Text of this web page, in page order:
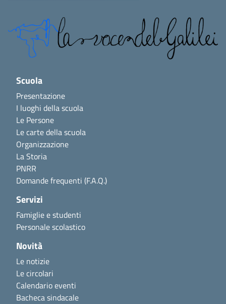
Scuola
Presentazione
I luoghi della scuola
Le Persone
Le carte della scuola
Organizzazione
La Storia
PNRR
Domande frequenti (F.A.Q.)
Servizi
Famiglie e studenti
Personale scolastico
Novità
Le notizie
Le circolari
Calendario eventi
Bacheca sindacale